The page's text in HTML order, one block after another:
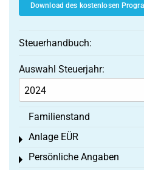
Download des kostenlosen
Steuerhandbuch:
Auswahl Steuerjahr:
Familienstand
Anlage EÜR
Toggle menu
Persönliche Angaben
Toggle menu